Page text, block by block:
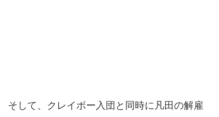
そして、クレイボー入団と同時に凡田の解雇